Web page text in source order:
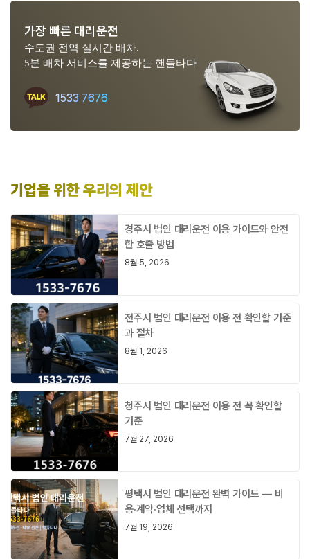
가장 빠른 대리운전
수도권 전역 실시간 배차.
5분 배차 서비스를 제공하는 핸들타다
1533 7676
기업을 위한 우리의 제안
경주시 법인 대리운전 이용 가이드와 안전
한 호출 방법
8월 5, 2026
전주시 법인 대리운전 이용 전 확인할 기준
과 절차
8월 1, 2026
청주시 법인 대리운전 이용 전 꼭 확인할
기준
7월 27, 2026
평택시 법인 대리운전 완벽 가이드 — 비
용·계약·업체 선택까지
7월 19, 2026